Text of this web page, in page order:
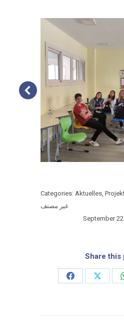
Categories: Aktuelles,
غير مصنف
September
Share this
Share
Share